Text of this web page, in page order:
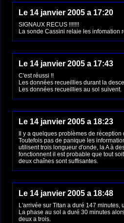
Le 14 janvier 2005 a 17:20
SIGNAUX RECUS !!!!!!!
La sonde Cassini relaie les infomation
Le 14 janvier 2005 a 17:43
C'est réussi !!
Les données recueillies durant la
Les données recueillies au sol suivent.
Le 14 janvier 2005 a 18:23
Il y a quelques problèmes de
Toutefois pas de panique les
utilisent trois longueur d'onde, la A à
fonctionnent il est probable que tout
deux chaînes sont suffisantes.
Le 14 janvier 2005 a 18:48
L'arrivée sur Titan a duré 147 minutes,
La phase au sol a duré 30 minutes
deux a trois.